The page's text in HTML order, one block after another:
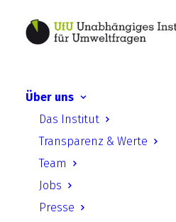
Über uns
Das Institut
Transparenz & Werte
Team
Jobs
Presse
Für Demokratie
machen -
Rechtsruck